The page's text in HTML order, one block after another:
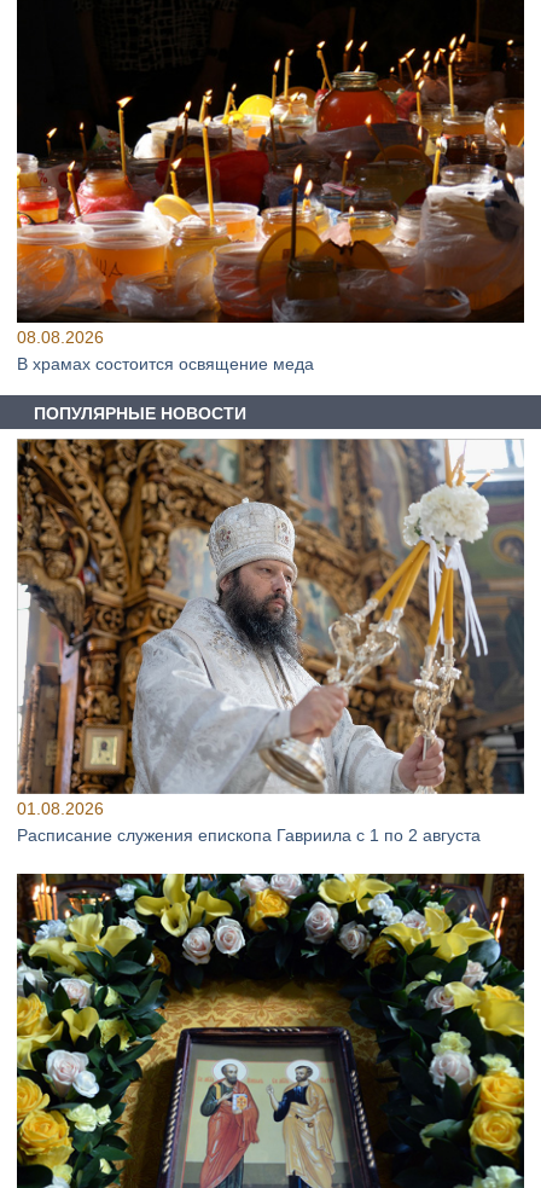
08.08.2026
В храмах состоится освящение меда
ПОПУЛЯРНЫЕ НОВОСТИ
01.08.2026
Расписание служения епископа Гавриила с 1 по 2 августа